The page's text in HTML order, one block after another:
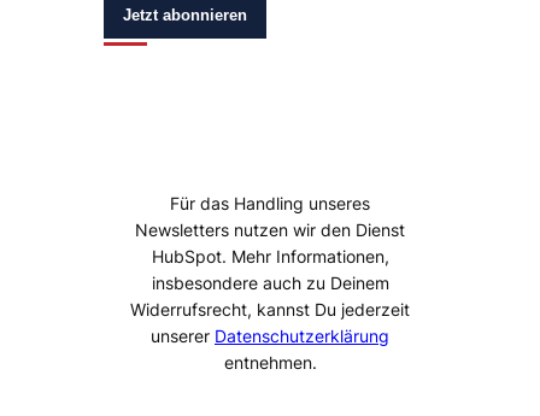
Jetzt abonnieren
Für das Handling unseres
Newsletters nutzen wir den Dienst
HubSpot. Mehr Informationen,
insbesondere auch zu Deinem
Widerrufsrecht, kannst Du jederzeit
unserer Datenschutzerklärung
entnehmen.